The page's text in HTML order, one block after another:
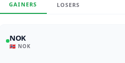
GAINERS LOSERS
NOK
🇳🇴 NOK